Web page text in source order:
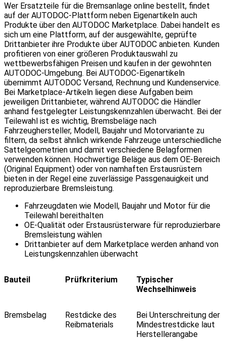
Wer Ersatzteile für die Bremsanlage online bestellt, findet
auf der AUTODOC-Plattform neben Eigenartikeln auch
Produkte über den AUTODOC Marketplace. Dabei handelt es
sich um eine Plattform, auf der ausgewählte, geprüfte
Drittanbieter ihre Produkte über AUTODOC anbieten. Kunden
profitieren von einer größeren Produktauswahl zu
wettbewerbsfähigen Preisen und kaufen in der gewohnten
AUTODOC-Umgebung. Bei AUTODOC-Eigenartikeln
übernimmt AUTODOC Versand, Rechnung und Kundenservice.
Bei Marketplace-Artikeln liegen diese Aufgaben beim
jeweiligen Drittanbieter, während AUTODOC die Händler
anhand festgelegter Leistungskennzahlen überwacht. Bei der
Teilewahl ist es wichtig, Bremsbeläge nach
Fahrzeughersteller, Modell, Baujahr und Motorvariante zu
filtern, da selbst ähnlich wirkende Fahrzeuge unterschiedliche
Sattelgeometrien und damit verschiedene Belagformen
verwenden können. Hochwertige Beläge aus dem OE-Bereich
(Original Equipment) oder von namhaften Erstausrüstern
bieten in der Regel eine zuverlässige Passgenauigkeit und
reproduzierbare Bremsleistung.
Fahrzeugdaten wie Modell, Baujahr und Motor für die
Teilewahl bereithalten
OE-Qualität oder Erstausrüsterware für reproduzierbare
Bremsleistung wählen
Drittanbieter auf dem Marketplace werden anhand von
Leistungskennzahlen überwacht
Bauteil Prüfkriterium
Typischer
Wechselhinweis
Bremsbelag
Restdicke des
Reibmaterials
Bei Unterschreitung der
Mindestrestdicke laut
Herstellerangabe